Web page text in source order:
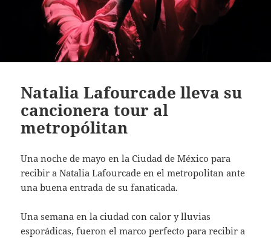
Natalia Lafourcade lleva su
cancionera tour al
metropólitan
Una noche de mayo en la Ciudad de México para
recibir a Natalia Lafourcade en el metropolitan ante
una buena entrada de su fanaticada.
Una semana en la ciudad con calor y lluvias
esporádicas, fueron el marco perfecto para recibir a